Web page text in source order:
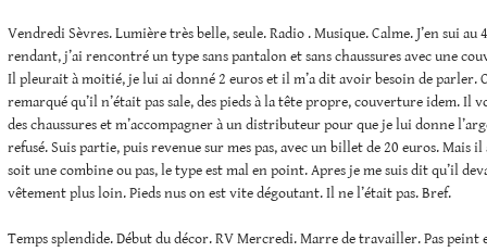
Vendredi Sèvres. Lumière très belle, seule. Radio . Musique. Calme. J’en sui au
rendant, j’ai rencontré un type sans pantalon et sans chaussures avec une
Il pleurait à moitié, je lui ai donné 2 euros et il m’a dit avoir besoin de parler.
remarqué qu’il n’était pas sale, des pieds à la tête propre, couverture idem. Il
des chaussures et m’accompagner à un distributeur pour que je lui donne
refusé. Suis partie, puis revenue sur mes pas, avec un billet de 20 euros. Mais il
soit une combine ou pas, le type est mal en point. Apres je me suis dit qu’il
vêtement plus loin. Pieds nus on est vite dégoutant. Il ne l’était pas. Bref.
Temps splendide. Début du décor. RV Mercredi. Marre de travailler. Pas peint